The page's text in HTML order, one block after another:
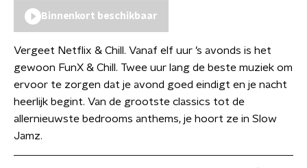
Binnenkort beschikbaar
Vergeet Netflix & Chill. Vanaf elf uur ’s avonds is het
gewoon FunX & Chill. Twee uur lang de beste muziek om
ervoor te zorgen dat je avond goed eindigt en je nacht
heerlijk begint. Van de grootste classics tot de
allernieuwste bedrooms anthems, je hoort ze in Slow
Jamz.